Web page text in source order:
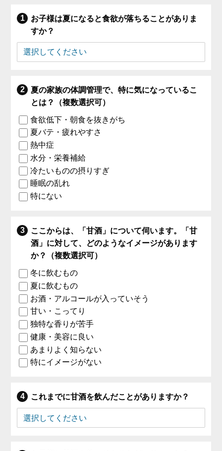
お子様は夏になると食欲が落ちることがありま
すか？
夏の家族の体調管理で、特に気になっているこ
とは？（複数選択可）
食欲低下・朝食を抜きがち
夏バテ・疲れやすさ
熱中症
水分・栄養補給
冷たいものの摂りすぎ
睡眠の乱れ
特にない
ここからは、「甘酒」について伺います。「甘
酒」に対して、どのようなイメージがあります
か？（複数選択可）
冬に飲むもの
夏に飲むもの
お酒・アルコールが入っていそう
甘い・こってり
独特な香りが苦手
健康・美容に良い
あまりよく知らない
特にイメージがない
これまでに甘酒を飲んだことがありますか？